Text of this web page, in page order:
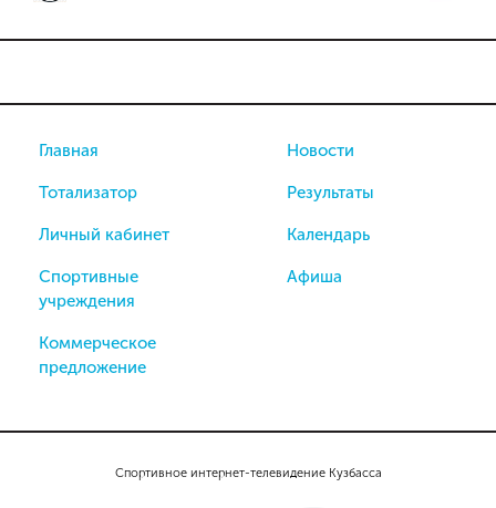
Спортивное интернет-телевидение Кузбасса
Главная
Тотализатор
Личный кабинет
Спортивные
учреждения
Коммерческое
предложение
Новости
Результаты
Календарь
Афиша